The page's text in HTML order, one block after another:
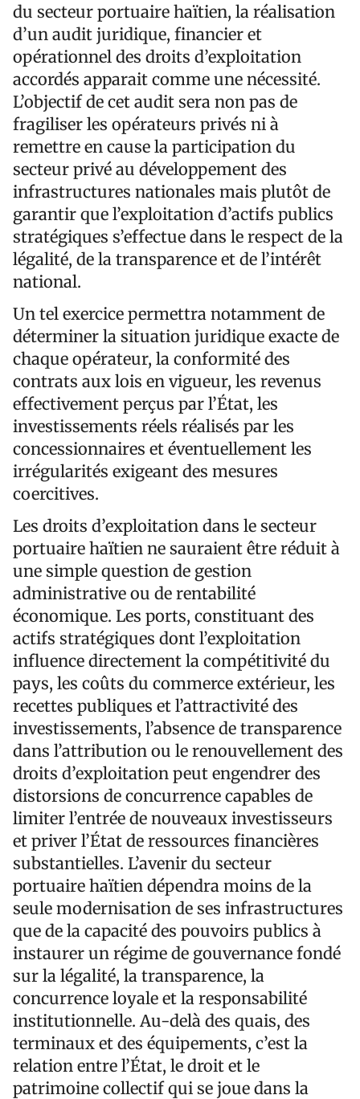
du secteur portuaire haïtien, la réalisation
d’un audit juridique, financier et
opérationnel des droits d’exploitation
accordés apparait comme une nécessité.
L’objectif de cet audit sera non pas de
fragiliser les opérateurs privés ni à
remettre en cause la participation du
secteur privé au développement des
infrastructures nationales mais plutôt de
garantir que l’exploitation d’actifs publics
stratégiques s’effectue dans le respect de la
légalité, de la transparence et de l’intérêt
national.
Un tel exercice permettra notamment de
déterminer la situation juridique exacte de
chaque opérateur, la conformité des
contrats aux lois en vigueur, les revenus
effectivement perçus par l’État, les
investissements réels réalisés par les
concessionnaires et éventuellement les
irrégularités exigeant des mesures
coercitives.
Les droits d’exploitation dans le secteur
portuaire haïtien ne sauraient être réduit à
une simple question de gestion
administrative ou de rentabilité
économique. Les ports, constituant des
actifs stratégiques dont l’exploitation
influence directement la compétitivité du
pays, les coûts du commerce extérieur, les
recettes publiques et l’attractivité des
investissements, l’absence de transparence
dans l’attribution ou le renouvellement des
droits d’exploitation peut engendrer des
distorsions de concurrence capables de
limiter l’entrée de nouveaux investisseurs
et priver l’État de ressources financières
substantielles. L’avenir du secteur
portuaire haïtien dépendra moins de la
seule modernisation de ses infrastructures
que de la capacité des pouvoirs publics à
instaurer un régime de gouvernance fondé
sur la légalité, la transparence, la
concurrence loyale et la responsabilité
institutionnelle. Au-delà des quais, des
terminaux et des équipements, c’est la
relation entre l’État, le droit et le
patrimoine collectif qui se joue dans la